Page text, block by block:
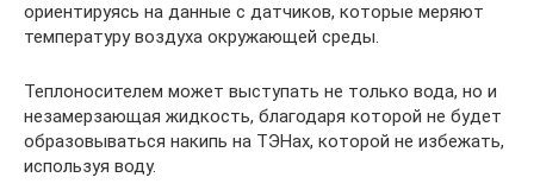
ориентируясь на данные с датчиков, которые меряют
температуру воздуха окружающей среды.
Теплоносителем может выступать не только вода, но и
незамерзающая жидкость, благодаря которой не будет
образовываться накипь на ТЭНах, которой не избежать,
используя воду.